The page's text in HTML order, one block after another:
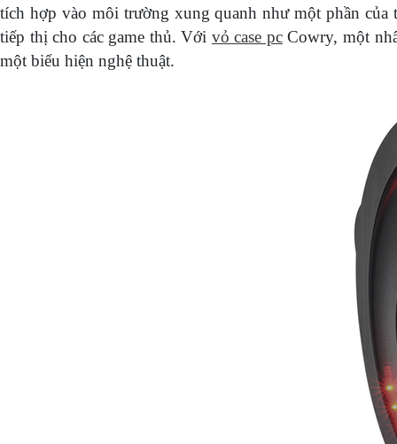
tích hợp vào môi trường xung quanh như một phần
tiếp thị cho các game thủ. Với vỏ case pcCowry, một
một biểu hiện nghệ thuật.